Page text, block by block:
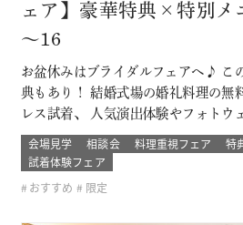
ェア】豪華特典×特別
～16
お盆休みはブライダルフェアへ♪ こ
典もあり！ 結婚式場の婚礼料理の無
レス試着、 人気演出体験やフォトウ
できるチャンス！ 結婚式場の婚礼料
題のドレス試着、 人気演出体験やフ
SPECIAL BE…
会場見学 相談会 料理重視フェア 特
試着体験フェア
おすすめ
限定